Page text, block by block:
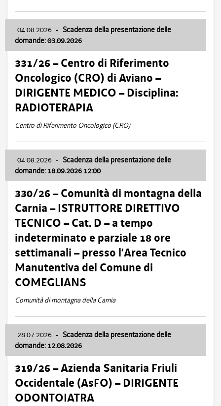
04.08.2026 - Scadenza della presentazione delle
domande: 03.09.2026
331/26 – Centro di Riferimento
Oncologico (CRO) di Aviano –
DIRIGENTE MEDICO – Disciplina:
RADIOTERAPIA
Centro di Riferimento Oncologico (CRO)
04.08.2026 - Scadenza della presentazione delle
domande: 18.09.2026 12:00
330/26 – Comunità di montagna della
Carnia – ISTRUTTORE DIRETTIVO
TECNICO – Cat. D – a tempo
indeterminato e parziale 18 ore
settimanali – presso l’Area Tecnico
Manutentiva del Comune di
COMEGLIANS
Comunità di montagna della Carnia
28.07.2026 - Scadenza della presentazione delle
domande: 12.08.2026
319/26 – Azienda Sanitaria Friuli
Occidentale (AsFO) – DIRIGENTE
ODONTOIATRA